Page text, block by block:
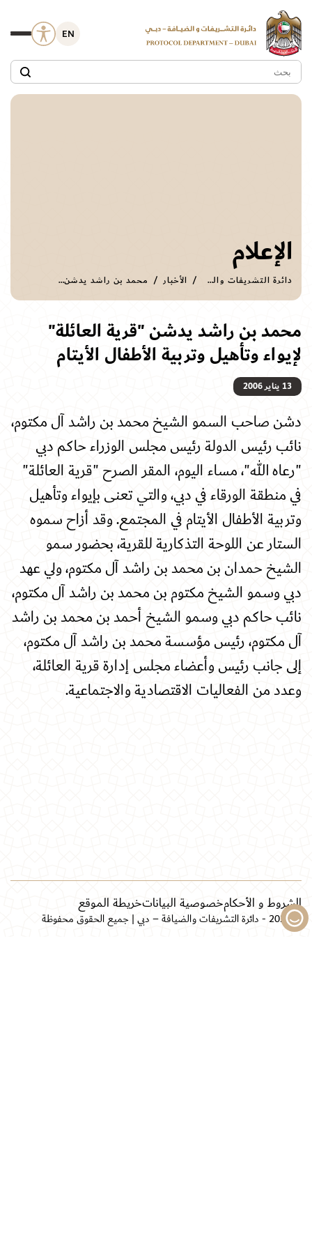
EN
الإعلام
دائرة التشريفات والضيافة الأخبار محمد بن راشد يدشن "قرية العائلة" لإيواء وتأهيل وتربية الأطفال الأيتام
محمد بن راشد يدشن "قرية العائلة"
لإيواء وتأهيل وتربية الأطفال الأيتام
13 يناير 2006
دشن صاحب السمو الشيخ محمد بن راشد آل مكتوم،
نائب رئيس الدولة رئيس مجلس الوزراء حاكم دبي
"رعاه الله"، مساء اليوم، المقر الصرح "قرية العائلة"
في منطقة الورقاء في دبي، والتي تعنى بإيواء وتأهيل
وتربية الأطفال الأيتام في المجتمع. وقد أزاح سموه
الستار عن اللوحة التذكارية للقرية، بحضور سمو
الشيخ حمدان بن محمد بن راشد آل مكتوم، ولي عهد
دبي وسمو الشيخ مكتوم بن محمد بن راشد آل مكتوم،
نائب حاكم دبي وسمو الشيخ أحمد بن محمد بن راشد
آل مكتوم، رئيس مؤسسة محمد بن راشد آل مكتوم،
إلى جانب رئيس وأعضاء مجلس إدارة قرية العائلة،
وعدد من الفعاليات الاقتصادية والاجتماعية.
الشروط و الأحكامخصوصية البياناتخريطة الموقع
© 2026 - دائرة التشريفات والضيافة – دبي | جميع الحقوق محفوظة